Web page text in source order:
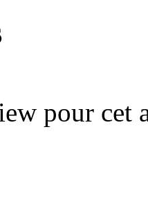
pour cet